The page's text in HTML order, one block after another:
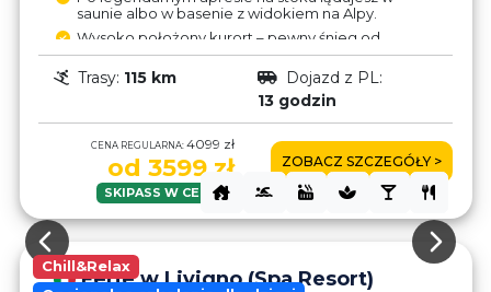
saunie albo w basenie z widokiem na Alpy.
Wysoko położony kurort – pewny śnieg od
listopada do maja.
Strefa wolnocłowa (1l Finlandia – 7€,
Jägermeister – 9€) - oszczędności wystarczą
połączenia wyciągami.
Brak aneksów – pyszne wyżywienie HB w
hotelu tylko 30€/dzień.
Trasy: 115 km
Dojazd z PL:
13 godzin
CENA REGULARNA: 4099 zł
od 3599 zł
SKIPASS W CENIE!
ZOBACZ SZCZEGÓŁY >
Chill&Relax
Ferie w Livigno (Spa Resort)